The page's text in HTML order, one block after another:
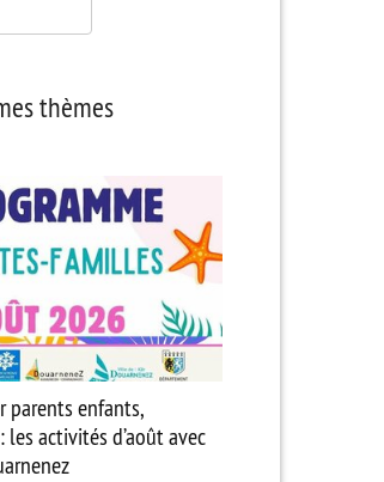
thèmes
parents enfants,
les activités d’août avec